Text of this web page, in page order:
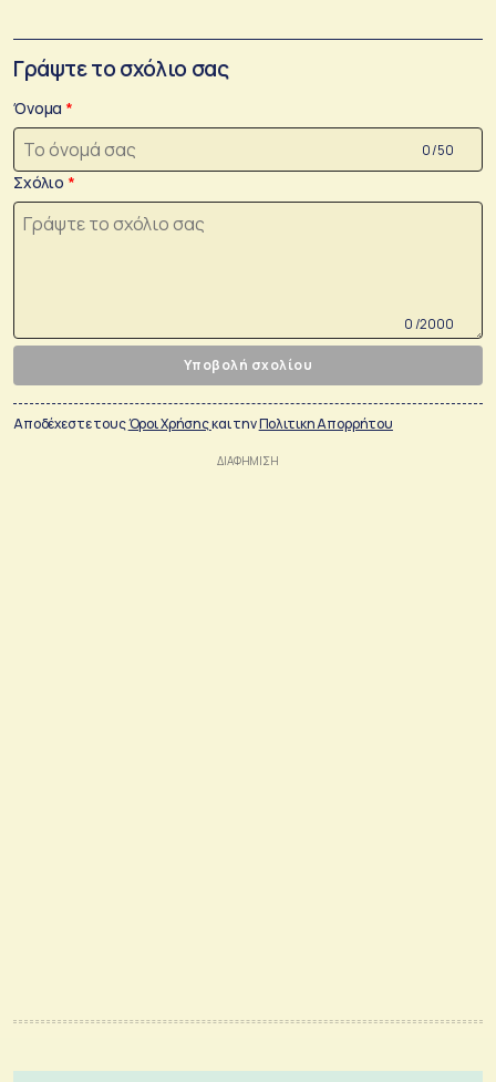
Γράψτε το σχόλιο σας
Όνομα
0 /50
Σχόλιο
0 /2000
Υποβολή σχολίου
Αποδέχεστε τουςΌροι Χρήσηςκαι τηνΠολιτικη Απορρήτου